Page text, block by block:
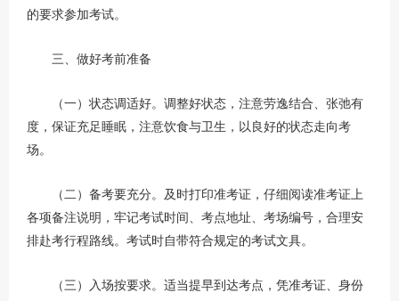
的要求参加考试。
三、做好考前准备
（一）状态调适好。调整好状态，注意劳逸结合、张弛有
度，保证充足睡眠，注意饮食与卫生，以良好的状态走向考
场。
（二）备考要充分。及时打印准考证，仔细阅读准考证上
各项备注说明，牢记考试时间、考点地址、考场编号，合理安
排赴考行程路线。考试时自带符合规定的考试文具。
（三）入场按要求。适当提早到达考点，凭准考证、身份